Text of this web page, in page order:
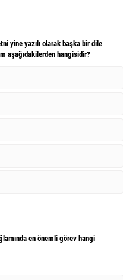
yine yazılı olarak başka bir dile
aşağıdakilerden hangisidir?
en önemli görev hangi